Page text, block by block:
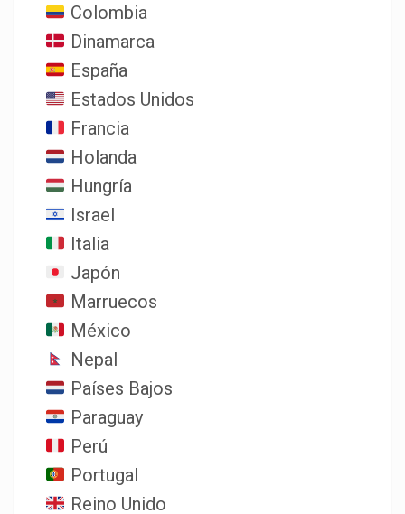
Colombia
Dinamarca
España
Estados Unidos
Francia
Holanda
Hungría
Israel
Italia
Japón
Marruecos
México
Nepal
Países Bajos
Paraguay
Perú
Portugal
Reino Unido